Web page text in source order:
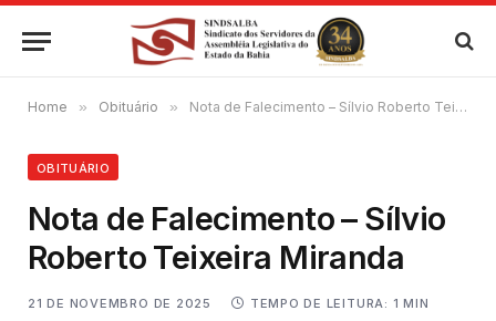
Home » Obituário » Nota de Falecimento – Sílvio Roberto Teixeira Miranda
OBITUÁRIO
Nota de Falecimento – Sílvio
Roberto Teixeira Miranda
21 DE NOVEMBRO DE 2025 TEMPO DE LEITURA: 1 MIN